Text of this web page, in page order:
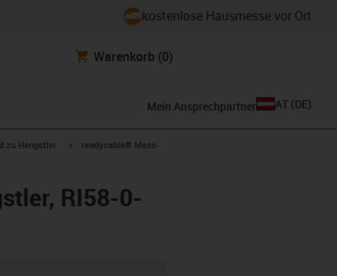
kostenlose Hausmesse vor Ort
Warenkorb (0)
Mein Ansprechpartner AT (DE)
arrow-right
zu Hengstler igus-icon-arrow-right
readycable® Mess-
RI58-0-